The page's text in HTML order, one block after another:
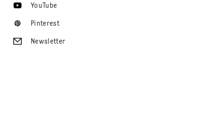
YouTube
Pinterest
Newsletter